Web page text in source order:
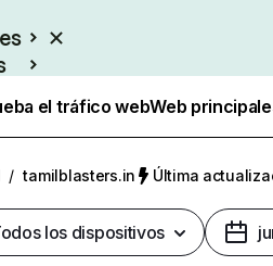
el tráfico webWeb
/ tamilblasters.in Última
los dispositivos